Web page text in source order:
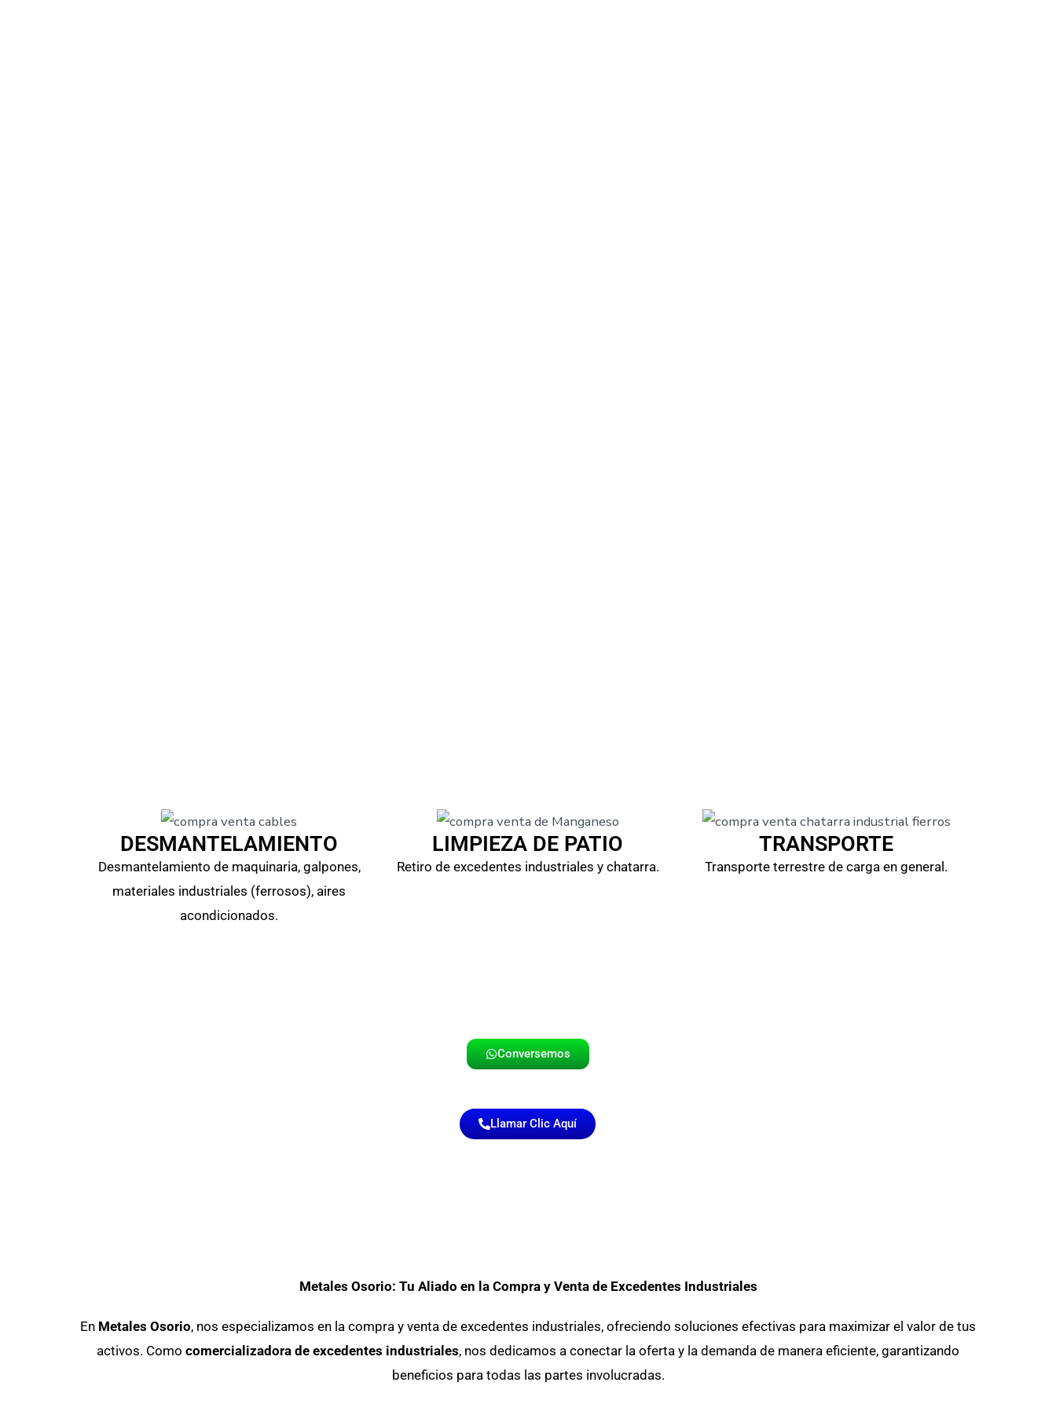
DESMANTELAMIENTO
Desmantelamiento de maquinaria, galpones,
materiales industriales (ferrosos), aires
acondicionados.
LIMPIEZA DE PATIO
Retiro de excedentes industriales y chatarra.
TRANSPORTE
Transporte terrestre de carga en general.
Conversemos
Llamar Clic Aquí
Metales Osorio: Tu Aliado en la Compra y Venta de Excedentes Industriales
En Metales Osorio, nos especializamos en la compra y venta de excedentes industriales, ofreciendo soluciones efectivas para maximizar el valor de tus
activos. Como comercializadora de excedentes industriales, nos dedicamos a conectar la oferta y la demanda de manera eficiente, garantizando
beneficios para todas las partes involucradas.